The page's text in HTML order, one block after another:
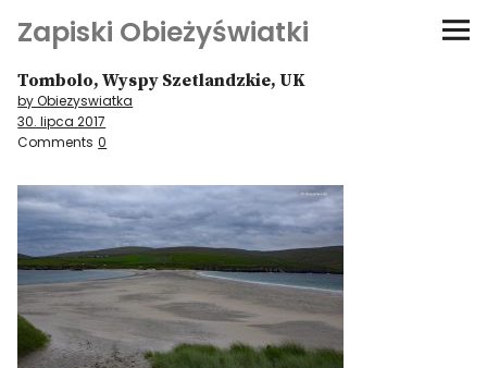
Zapiski Obieżyświatki
Podróże
Kultura i sztuka
Kątem oka
O-fiszki
Niezwyczajne ściany
Tombolo, Wyspy Szetlandzkie, UK
by Obiezyswiatka
30. lipca 2017
Comments 0